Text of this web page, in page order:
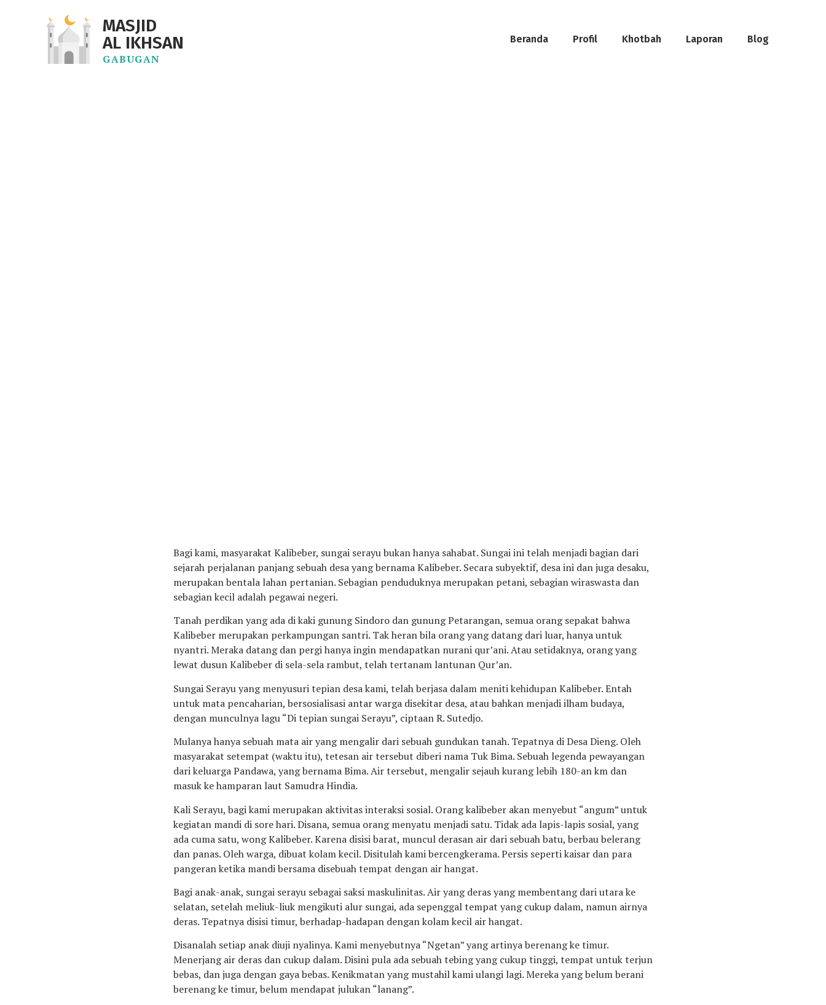
MASJID
AL IKHSAN
GABUGAN
Beranda Profil Khotbah Laporan Blog
Bagi kami, masyarakat Kalibeber, sungai serayu bukan hanya sahabat. Sungai ini telah menjadi bagian dari
sejarah perjalanan panjang sebuah desa yang bernama Kalibeber. Secara subyektif, desa ini dan juga desaku,
merupakan bentala lahan pertanian. Sebagian penduduknya merupakan petani, sebagian wiraswasta dan
sebagian kecil adalah pegawai negeri.
Tanah perdikan yang ada di kaki gunung Sindoro dan gunung Petarangan, semua orang sepakat bahwa
Kalibeber merupakan perkampungan santri. Tak heran bila orang yang datang dari luar, hanya untuk
nyantri. Meraka datang dan pergi hanya ingin mendapatkan nurani qur’ani. Atau setidaknya, orang yang
lewat dusun Kalibeber di sela-sela rambut, telah tertanam lantunan Qur’an.
Sungai Serayu yang menyusuri tepian desa kami, telah berjasa dalam meniti kehidupan Kalibeber. Entah
untuk mata pencaharian, bersosialisasi antar warga disekitar desa, atau bahkan menjadi ilham budaya,
dengan munculnya lagu “Di tepian sungai Serayu”, ciptaan R. Sutedjo.
Mulanya hanya sebuah mata air yang mengalir dari sebuah gundukan tanah. Tepatnya di Desa Dieng. Oleh
masyarakat setempat (waktu itu), tetesan air tersebut diberi nama Tuk Bima. Sebuah legenda pewayangan
dari keluarga Pandawa, yang bernama Bima. Air tersebut, mengalir sejauh kurang lebih 180-an km dan
masuk ke hamparan laut Samudra Hindia.
Kali Serayu, bagi kami merupakan aktivitas interaksi sosial. Orang kalibeber akan menyebut “angum” untuk
kegiatan mandi di sore hari. Disana, semua orang menyatu menjadi satu. Tidak ada lapis-lapis sosial, yang
ada cuma satu, wong Kalibeber. Karena disisi barat, muncul derasan air dari sebuah batu, berbau belerang
dan panas. Oleh warga, dibuat kolam kecil. Disitulah kami bercengkerama. Persis seperti kaisar dan para
pangeran ketika mandi bersama disebuah tempat dengan air hangat.
Bagi anak-anak, sungai serayu sebagai saksi maskulinitas. Air yang deras yang membentang dari utara ke
selatan, setelah meliuk-liuk mengikuti alur sungai, ada sepenggal tempat yang cukup dalam, namun airnya
deras. Tepatnya disisi timur, berhadap-hadapan dengan kolam kecil air hangat.
Disanalah setiap anak diuji nyalinya. Kami menyebutnya “Ngetan” yang artinya berenang ke timur.
Menerjang air deras dan cukup dalam. Disini pula ada sebuah tebing yang cukup tinggi, tempat untuk terjun
bebas, dan juga dengan gaya bebas. Kenikmatan yang mustahil kami ulangi lagi. Mereka yang belum berani
berenang ke timur, belum mendapat julukan “lanang”.